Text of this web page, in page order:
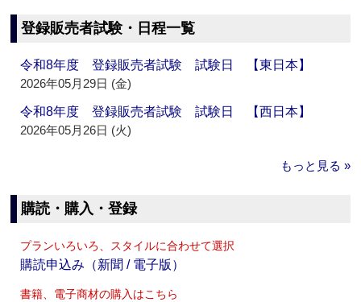
登録販売者試験・日程一覧
令和8年度 登録販売者試験 試験日 【東日本】
2026年05月29日 (金)
令和8年度 登録販売者試験 試験日 【西日本】
2026年05月26日 (火)
もっと見る »
購読・購入・登録
プランいろいろ、スタイルに合わせて選択
購読申込み（新聞 / 電子版）
書籍、電子商材の購入はこちら